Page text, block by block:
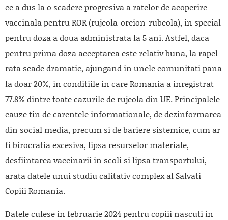
ce a dus la o scadere progresiva a ratelor de acoperire
vaccinala pentru ROR (rujeola-oreion-rubeola), in special
pentru doza a doua administrata la 5 ani. Astfel, daca
pentru prima doza acceptarea este relativ buna, la rapel
rata scade dramatic, ajungand in unele comunitati pana
la doar 20%, in conditiile in care Romania a inregistrat
77.8% dintre toate cazurile de rujeola din UE. Principalele
cauze tin de carentele informationale, de dezinformarea
din social media, precum si de bariere sistemice, cum ar
fi birocratia excesiva, lipsa resurselor materiale,
desfiintarea vaccinarii in scoli si lipsa transportului,
arata datele unui studiu calitativ complex al Salvati
Copiii Romania.
Datele culese in februarie 2024 pentru copiii nascuti in